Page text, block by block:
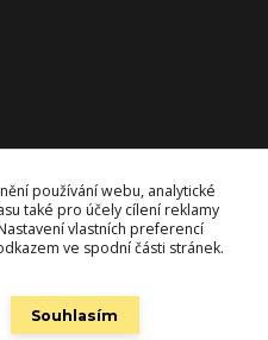
cookies.
používání webu, analytické
také pro účely cílení reklamy
vlastních preferencí
ve spodní části stránek.
Souhlasím